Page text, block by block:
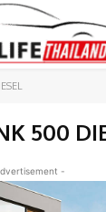
500
-